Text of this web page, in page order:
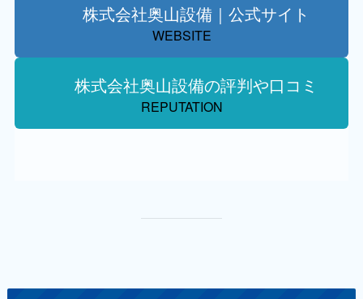
株式会社奥山設備｜公式サイト
WEBSITE
株式会社奥山設備の評判や口コミ
REPUTATION